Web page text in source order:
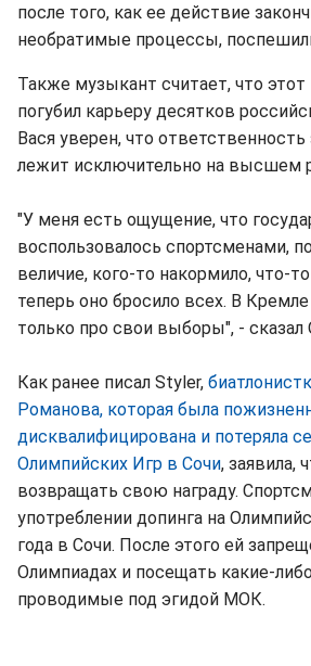
после того, как ее действие
необратимые процессы,
Также музыкант считает, что
погубил карьеру десятков
Вася уверен, что
лежит исключительно на высшем
"У меня есть ощущение, что
воспользовалось спортсменами,
величие, кого-то накормило, что-
теперь оно бросило всех. В
только про свои выборы", - сказал
Как ранее писал Styler,
Романова, которая была
дисквалифицирована и потеряла
Олимпийских Игр в Сочи, заявила,
возвращать свою награду.
употреблении допинга на
года в Сочи. После этого ей
Олимпиадах и посещать какие-
проводимые под эгидой МОК.